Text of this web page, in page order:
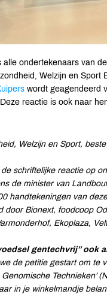
ondertekenaars van
Welzijn en
wordt geagendeerd
reactie is ook naar
Welzijn en Sport,
schriftelijke reactie op
de minister van
handtekeningen van
door Bionext, foodcoop
Ekoplaza,
gentechvrij” ook
de petitie gestart om te
Technieken’
in je winkelmandje